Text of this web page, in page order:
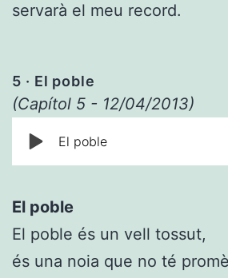
servarà el meu record.
5 · El poble
(Capítol 5 - 12/04/2013)
El poble
El poble
El poble és un vell tossut,
és una noia que no té